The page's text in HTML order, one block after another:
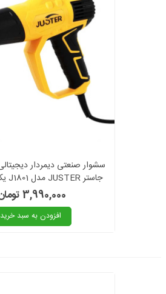
جاستر JUSTER مدل J1801 یکسال گارانتی
3,990,000 تومان
افزودن به سبد خرید